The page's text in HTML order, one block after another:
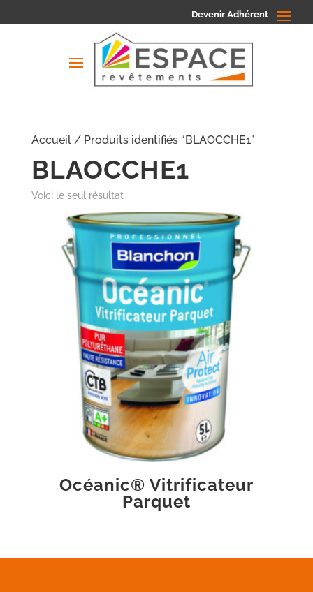
Devenir Adhérent
Accueil/ Produits identifiés “BLAOCCHE1”
BLAOCCHE1
Voici le seul résultat
Océanic® Vitrificateur
Parquet